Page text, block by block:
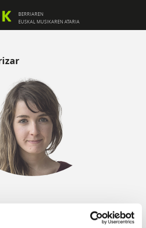
BERRIAREN
EUSKAL MUSIKAREN ATARIA